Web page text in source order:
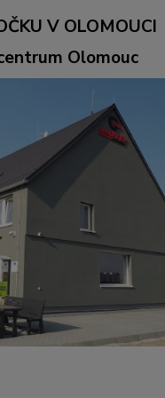
V OLOMOUCI
Olomouc